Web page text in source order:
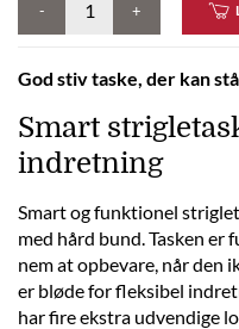
- +
God stiv taske, der kan
Smart
indretning
Smart og funktionel
med hård bund. Tasken
nem at opbevare, når den
er bløde for fleksibel
har fire ekstra udvendige